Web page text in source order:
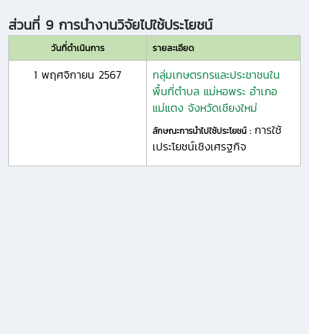
ส่วนที่ 9 การนำงานวิจัยไปใช้ประโยชน์
วันที่ดำเนินการ รายละเอียด
1 พฤศจิกายน 2567
กลุ่มเกษตรกรและประชาชนใน
พื้นที่ตำบล แม่หอพระ อำเภอ
แม่แตง จังหวัดเชียงใหม่
ลักษณะการนำไปใช้ประโยชน์ : การใช้
เประโยชน์เชิงเศรฐกิจ